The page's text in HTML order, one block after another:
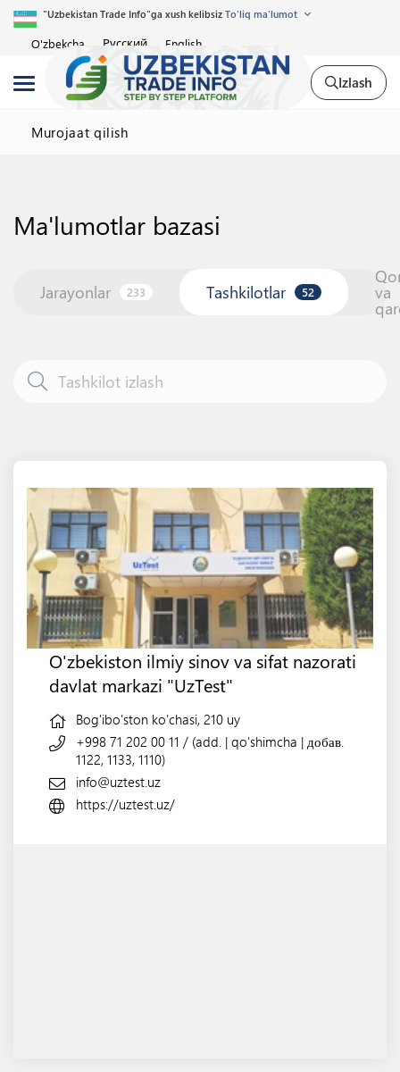
"Uzbekistan Trade Info"ga xush kelibsiz To'liq ma'lumot
O'zbekcha Русский English
Izlash
Murojaat qilish
Ma'lumotlar bazasi
Jarayonlar 233 Tashkilotlar 52 va
O'zbekiston ilmiy sinov va sifat nazorati
davlat markazi "UzTest"
Bog'ibo'ston ko'chasi, 210 uy
+998 71 202 00 11 / (add. | qo'shimcha | добав.
1122, 1133, 1110)
info@uztest.uz
https://uztest.uz/